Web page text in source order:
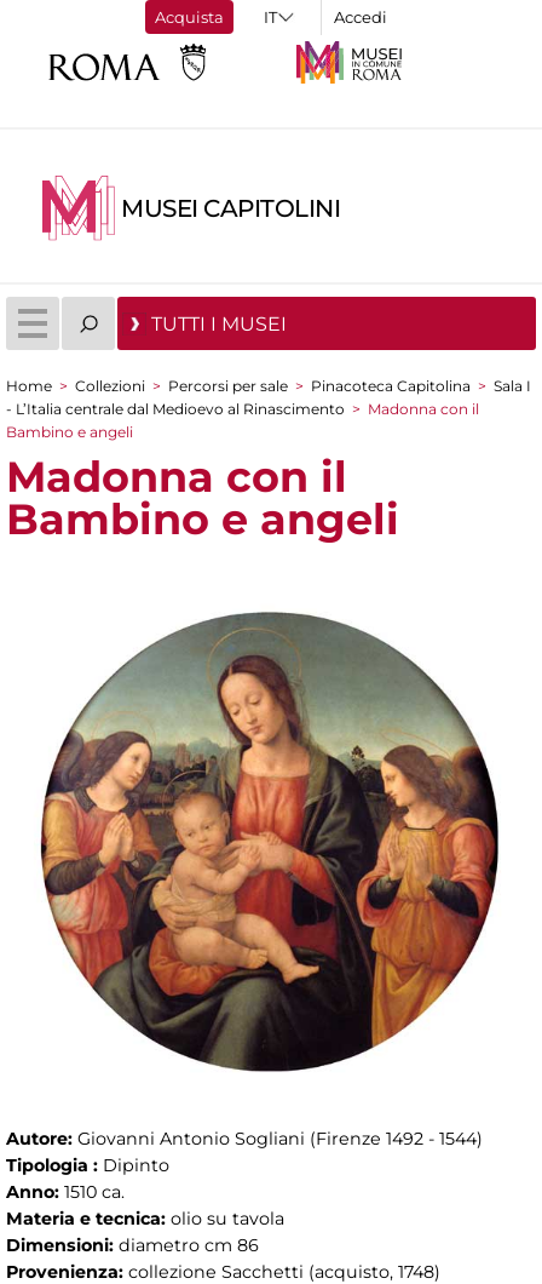
Acquista Accedi
MUSEI CAPITOLINI
TUTTI I MUSEI
Tu sei qui
Home > Collezioni > Percorsi per sale > Pinacoteca Capitolina > Sala I
- L’Italia centrale dal Medioevo al Rinascimento > Madonna con il
Bambino e angeli
Madonna con il
Bambino e angeli
Autore: Giovanni Antonio Sogliani (Firenze 1492 - 1544)
Tipologia : Dipinto
Anno: 1510 ca.
Materia e tecnica: olio su tavola
Dimensioni: diametro cm 86
Provenienza: collezione Sacchetti (acquisto, 1748)